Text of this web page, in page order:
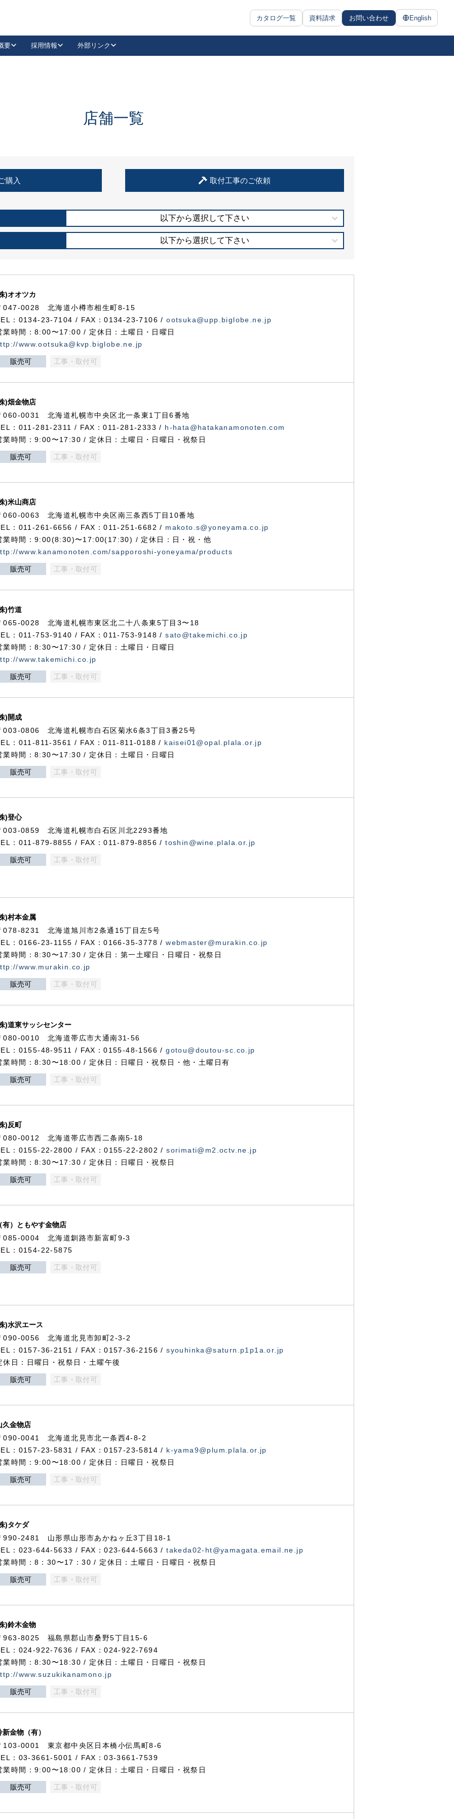
カタログ一覧 資料請求 お問い合わせ English
抗ウイルス・抗菌製品
要 採用情報 外部リンク
LinkedIn
住宅使用部材標準化推進協議会
店舗一覧
購入 取付工事のご依頼
以下から選択して下さい
以下から選択して下さい
)オオツカ
047-0028 北海道小樽市相生町8-15
：0134-23-7104 / FAX：0134-23-7106 /ootsuka@upp.biglobe.ne.jp
業時間：8:00〜17:00 / 定休日：土曜日・日曜日
www.ootsuka@kvp.biglobe.ne.jp
販売可 工事・取付可
)畑金物店
060-0031 北海道札幌市中央区北一条東1丁目6番地
：011-281-2311 / FAX：011-281-2333 / h-hata@hatakanamonoten.com
業時間：9:00〜17:30 / 定休日：土曜日・日曜日・祝祭日
販売可 工事・取付可
)米山商店
060-0063 北海道札幌市中央区南三条西5丁目10番地
：011-261-6656 / FAX：011-251-6682 / makoto.s@yoneyama.co.jp
業時間：9:00(8:30)〜17:00(17:30) / 定休日：日・祝・他
www.kanamonoten.com/sapporoshi-yoneyama/products
販売可 工事・取付可
)竹道
065-0028 北海道札幌市東区北二十八条東5丁目3〜18
：011-753-9140 / FAX：011-753-9148 /sato@takemichi.co.jp
業時間：8:30〜17:30 / 定休日：土曜日・日曜日
www.takemichi.co.jp
販売可 工事・取付可
)開成
003-0806 北海道札幌市白石区菊水6条3丁目3番25号
：011-811-3561 / FAX：011-811-0188 / kaisei01@opal.plala.or.jp
業時間：8:30〜17:30 / 定休日：土曜日・日曜日
販売可 工事・取付可
)登心
003-0859 北海道札幌市白石区川北2293番地
：011-879-8855 / FAX：011-879-8856 /toshin@wine.plala.or.jp
販売可 工事・取付可
)村本金属
078-8231 北海道旭川市2条通15丁目左5号
：0166-23-1155 / FAX：0166-35-3778 /webmaster@murakin.co.jp
業時間：8:30〜17:30 / 定休日：第一土曜日・日曜日・祝祭日
www.murakin.co.jp
販売可 工事・取付可
)道東サッシセンター
080-0010 北海道帯広市大通南31-56
：0155-48-9511 / FAX：0155-48-1566 /gotou@doutou-sc.co.jp
業時間：8:30〜18:00 / 定休日：日曜日・祝祭日・他・土曜日有
販売可 工事・取付可
)反町
080-0012 北海道帯広市西二条南5-18
：0155-22-2800 / FAX：0155-22-2802 /sorimati@m2.octv.ne.jp
業時間：8:30〜17:30 / 定休日：日曜日・祝祭日
販売可 工事・取付可
有）ともやす金物店
085-0004 北海道釧路市新富町9-3
：0154-22-5875
販売可 工事・取付可
)水沢エース
090-0056 北海道北見市卸町2-3-2
：0157-36-2151 / FAX：0157-36-2156 /syouhinka@saturn.p1p1a.or.jp
休日：日曜日・祝祭日・土曜午後
販売可 工事・取付可
久金物店
090-0041 北海道北見市北一条西4-8-2
：0157-23-5831 / FAX：0157-23-5814 / k-yama9@plum.plala.or.jp
業時間：9:00〜18:00 / 定休日：日曜日・祝祭日
販売可 工事・取付可
)タケダ
990-2481 山形県山形市あかねヶ丘3丁目18-1
：023-644-5633 / FAX：023-644-5663 /takeda02-ht@yamagata.email.ne.jp
業時間：8：30〜17：30 / 定休日：土曜日・日曜日・祝祭日
販売可 工事・取付可
)鈴木金物
963-8025 福島県郡山市桑野5丁目15-6
：024-922-7636 / FAX：024-922-7694
業時間：8:30〜18:30 / 定休日：土曜日・日曜日・祝祭日
www.suzukikanamono.jp
販売可 工事・取付可
新金物（有）
103-0001 東京都中央区日本橋小伝馬町8-6
：03-3661-5001 / FAX：03-3661-7539
業時間：9:00〜18:00 / 定休日：土曜日・日曜日・祝祭日
販売可 工事・取付可